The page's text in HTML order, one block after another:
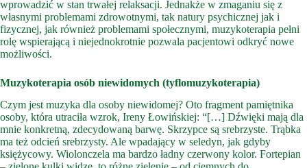
wprowadzić w stan trwałej relaksacji. Jednakże w zmaganiu się z
własnymi problemami zdrowotnymi, tak natury psychicznej jak i
fizycznej, jak również problemami społecznymi, muzykoterapia pełni
rolę wspierającą i niejednokrotnie pozwala pacjentowi odkryć nowe
możliwości.
Muzykoterapia osób niewidomych (tyflomuzykoterapia)
Czym jest muzyka dla osoby niewidomej? Oto fragment pamiętnika
osoby, która utraciła wzrok, Ireny Łowińskiej: “[…] Dźwięki mają dla
mnie konkretną, zdecydowaną barwę. Skrzypce są srebrzyste. Trąbka
ma też odcień srebrzysty. Ale wpadający w seledyn, jak gdyby
księżycowy. Wiolonczela ma bardzo ładny czerwony kolor. Fortepian